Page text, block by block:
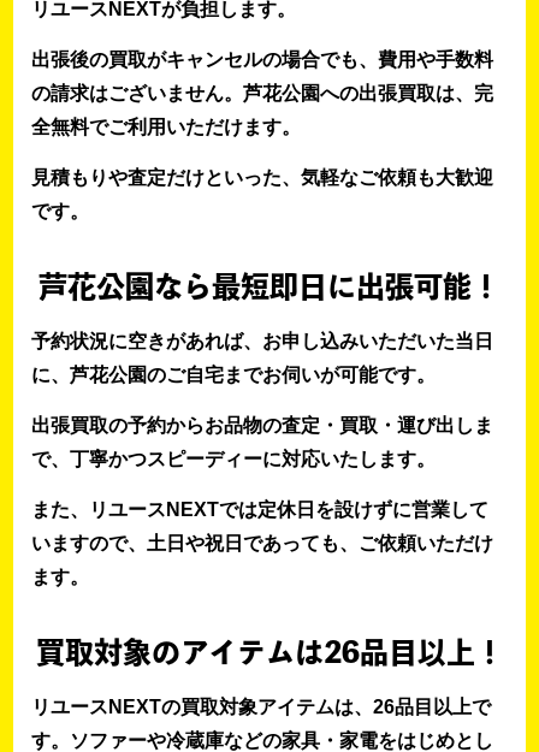
リユースNEXTが負担します。
出張後の買取がキャンセルの場合でも、費用や手数料
の請求はございません。芦花公園への出張買取は、完
全無料でご利用いただけます。
見積もりや査定だけといった、気軽なご依頼も大歓迎
です。
芦花公園なら最短即日に出張可能！
予約状況に空きがあれば、お申し込みいただいた当日
に、芦花公園のご自宅までお伺いが可能です。
出張買取の予約からお品物の査定・買取・運び出しま
で、丁寧かつスピーディーに対応いたします。
また、リユースNEXTでは定休日を設けずに営業して
いますので、土日や祝日であっても、ご依頼いただけ
ます。
買取対象のアイテムは26品目以上！
リユースNEXTの買取対象アイテムは、26品目以上で
す。ソファーや冷蔵庫などの家具・家電をはじめとし